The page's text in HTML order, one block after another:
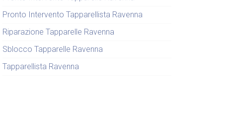
Pronto Intervento Tapparellista Ravenna
Riparazione Tapparelle Ravenna
Sblocco Tapparelle Ravenna
Tapparellista Ravenna